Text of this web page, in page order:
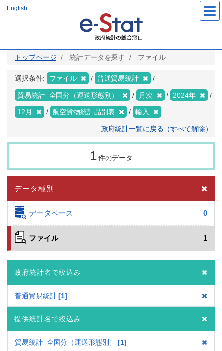
ツ
English
トップページ 統計データを探す ファイル
選択条件: ファイル 普通貿易統計
貿易統計_全国分（運送形態別） 月次 2024年
12月 航空貨物統計品別表 輸入
政府統計一覧に戻る（すべて解除）
1 件のデータ
データ種別
データベース 0
ファイル 1
政府統計名で絞込み
普通貿易統計 1
提供統計名で絞込み
貿易統計_全国分（運送形態別） 1